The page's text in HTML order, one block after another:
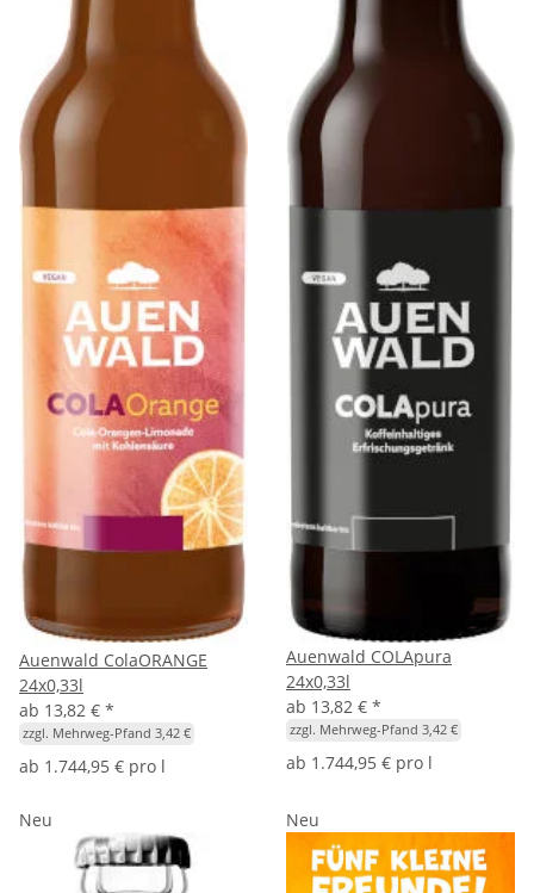
Auenwald ColaORANGE
24x0,33l
ab 13,82 € *
zzgl. Mehrweg-Pfand 3,42 €
ab 1.744,95 € pro l
Auenwald COLApura
24x0,33l
ab 13,82 € *
zzgl. Mehrweg-Pfand 3,42 €
ab 1.744,95 € pro l
Neu Neu